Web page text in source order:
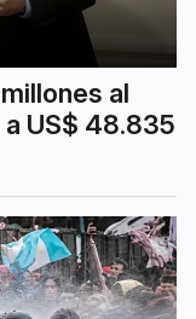
al
US$ 48.835